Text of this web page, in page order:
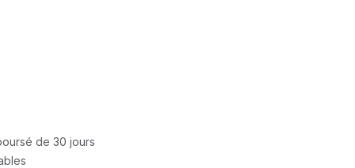
de 30 jours